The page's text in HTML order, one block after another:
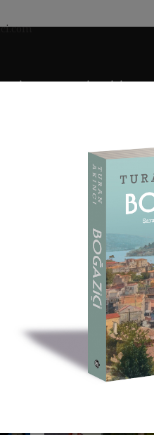
OSMANLI MIMARISI
PAŞA
Rumeli Yakası
Rumeli